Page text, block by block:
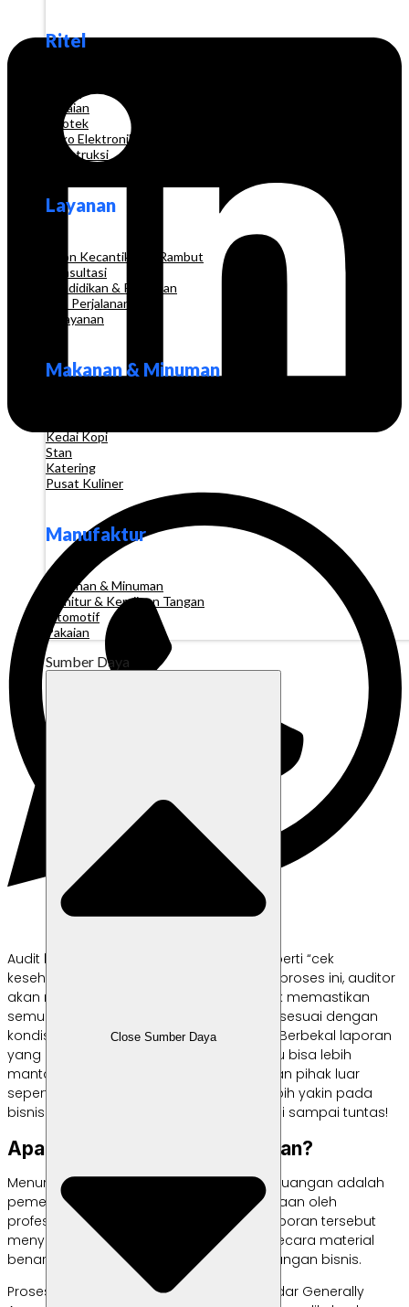
Ritel
Pakaian
Apotek
Toko Elektronik
Konstruksi
Layanan
Salon Kecantikan & Rambut
Konsultasi
Pendidikan & Pelatihan
Biro Perjalanan
Pelayanan
Makanan & Minuman
Kedai Kopi
Stan
Katering
Pusat Kuliner
Manufaktur
Makanan & Minuman
Furnitur & Kerajinan Tangan
Otomotif
Pakaian
Sumber Daya
Close Sumber Daya
Audit laporan keuangan bisa dibilang seperti “cek
kesehatan” untuk keuangan bisnis. Lewat proses ini, auditor
akan memeriksa laporan keuangan untuk memastikan
semua angka yang tercantum memang sesuai dengan
kondisi sebenarnya, lalu melaporkannya. Berbekal laporan
yang akurat, sebagai pemilik usaha, kamu bisa lebih
mantap dalam mengambil keputusan dan pihak luar
seperti investor atau kreditur pun akan lebih yakin pada
bisnismu. Jadi, simak informasi di artikel ini sampai tuntas!
Apa Itu Audit Laporan Keuangan?
MenurutOracle NetSuite, audit laporan keuangan adalah
pemeriksaan laporan keuangan perusahaan oleh
profesional untuk memastikan apakah laporan tersebut
menyajikan gambaran yang wajar dan secara material
benar mengenai aktivitas dan posisi keuangan bisnis.
Proses ini biasanya mengacu pada standar Generally